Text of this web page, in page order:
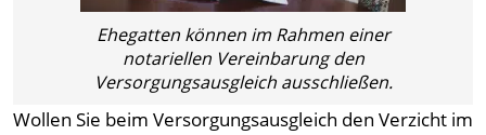
Ehegatten können im Rahmen einer
notariellen Vereinbarung den
Versorgungsausgleich ausschließen.
Wollen Sie beim Versorgungsausgleich den Verzicht im